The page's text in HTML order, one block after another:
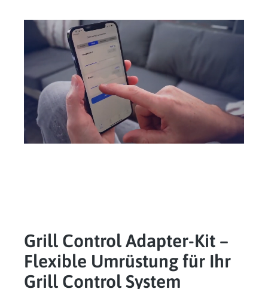
Grill Control Adapter-Kit –
Flexible Umrüstung für Ihr
Grill Control System